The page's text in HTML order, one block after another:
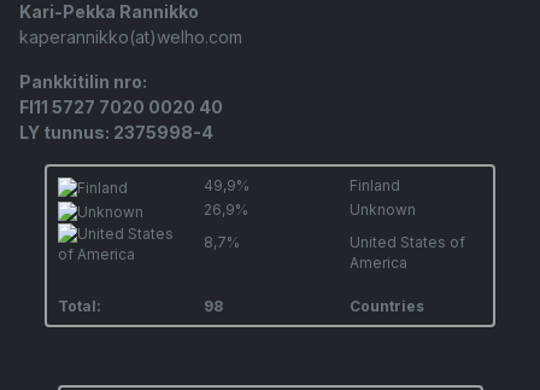
Kari-Pekka Rannikko
kaperannikko(at)welho.com
Pankkitilin nro:
FI11 5727 7020 0020 40
LY tunnus: 2375998-4
49,9%
Finland
26,9%
Unknown
8,7%
United States of
America
Total: 98 Countries